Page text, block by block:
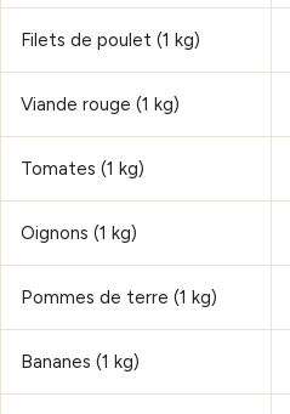
Filets de poulet (1 kg)
Viande rouge (1 kg)
Tomates (1 kg)
Oignons (1 kg)
Pommes de terre (1 kg)
Bananes (1 kg)